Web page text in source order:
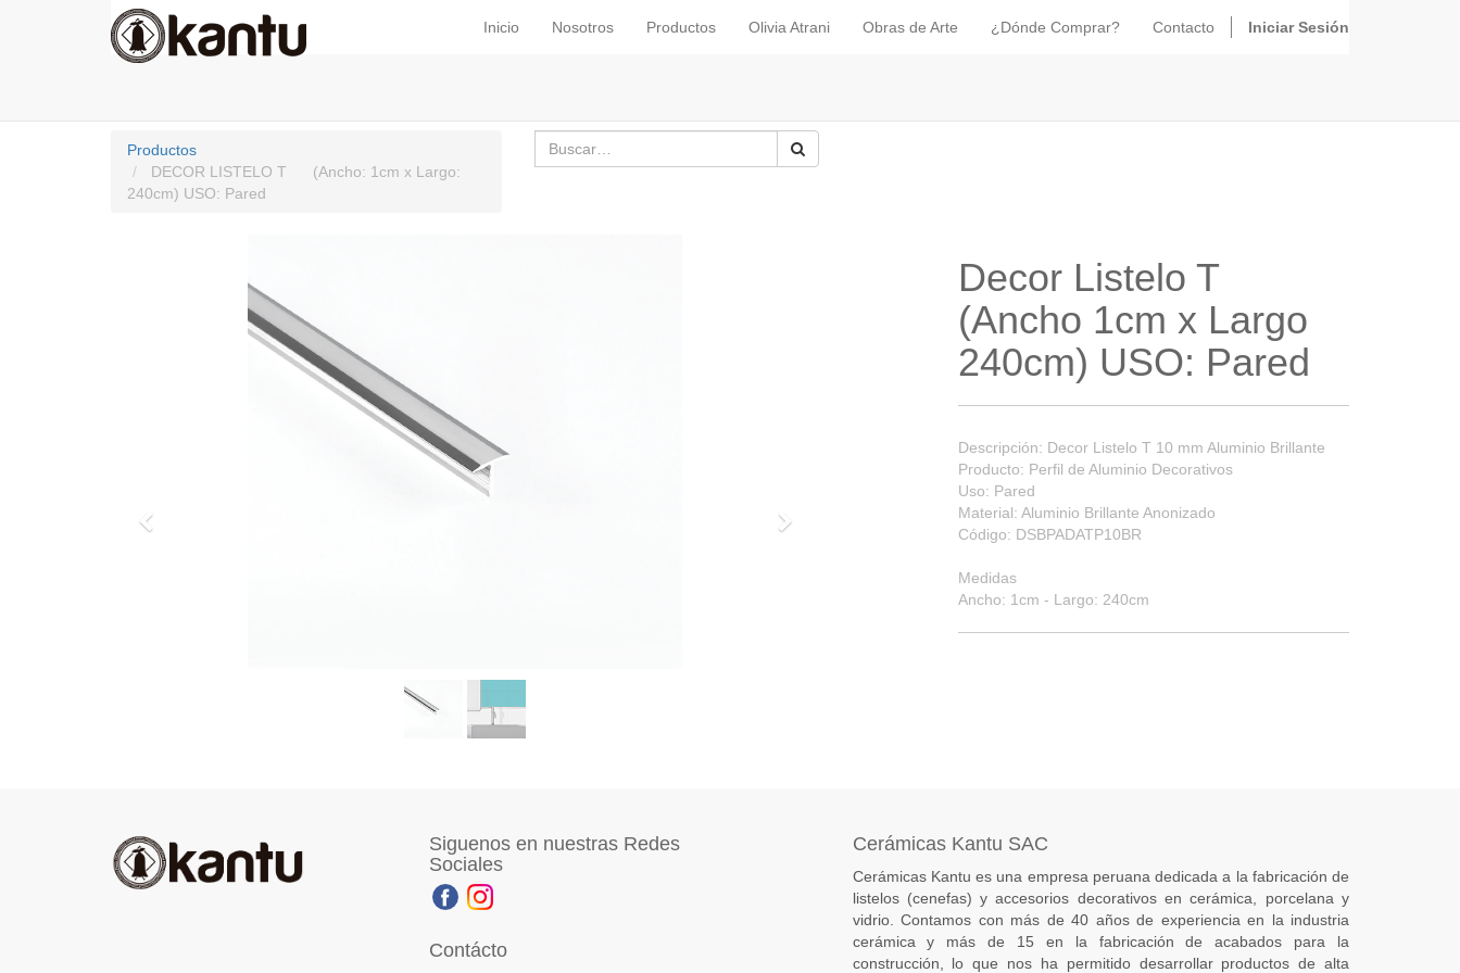
Inicio Nosotros Productos Olivia Atrani Obras de Arte ¿Dónde Comprar? Contacto Iniciar Sesión
Productos
DECOR LISTELO T (Ancho: 1cm x Largo:
240cm) USO: Pared
Siguiente
Decor Listelo T
(Ancho 1cm x Largo
240cm) USO: Pared
Descripción: Decor Listelo T 10 mm Aluminio Brillante
Producto: Perfil de Aluminio Decorativos
Uso: Pared
Material: Aluminio Brillante Anonizado
Código: DSBPADATP10BR
Medidas
Ancho: 1cm - Largo: 240cm
Siguenos en nuestras Redes
Sociales
Contácto
Cerámicas Kantu SAC
Cerámicas Kantu es una empresa peruana dedicada a la fabricación de
listelos (cenefas) y accesorios decorativos en cerámica, porcelana y
vidrio. Contamos con más de 40 años de experiencia en la industria
cerámica y más de 15 en la fabricación de acabados para la
construcción, lo que nos ha permitido desarrollar productos de alta